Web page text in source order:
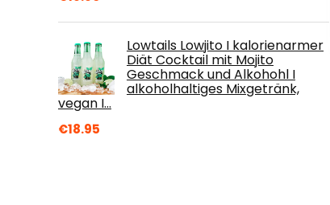
Lowtails Lowjito I kalorienarmer
Diät Cocktail mit Mojito
Geschmack und Alkohohl I
alkoholhaltiges Mixgetränk,
vegan I…
€18.95